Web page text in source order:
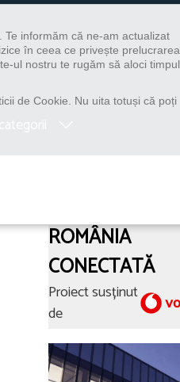
ROMÂNIA
CONECTATĂ
Proiect susținut
de
informăm că ne-am actualizat
în ceea ce privește prelucrarea
ul nostru te rugăm să aloci timpul
de Cookie. Nu uita totuși că poți